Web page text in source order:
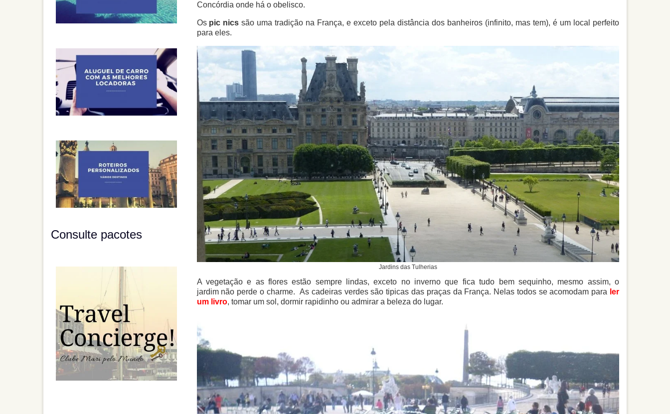
Concórdia onde há o obelisco.
Ospic nics são uma tradição na França, e exceto pela distância dos banheiros (infinito, mas tem), é um local perfeito
para eles.
Jardins das Tulherias
A vegetação e as flores estão sempre lindas, exceto no inverno que fica tudo bem sequinho, mesmo assim, o
jardim não perde o charme. As cadeiras verdes são tipicas das praças da França. Nelas todos se acomodam para ler
um livro, tomar um sol, dormir rapidinho ou admirar a beleza do lugar.
Consulte pacotes